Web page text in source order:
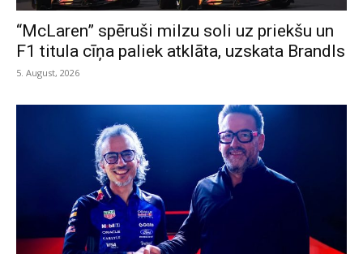
“McLaren” spēruši milzu soli uz priekšu un
F1 titula cīņa paliek atklāta, uzskata Brandls
5. August, 2026